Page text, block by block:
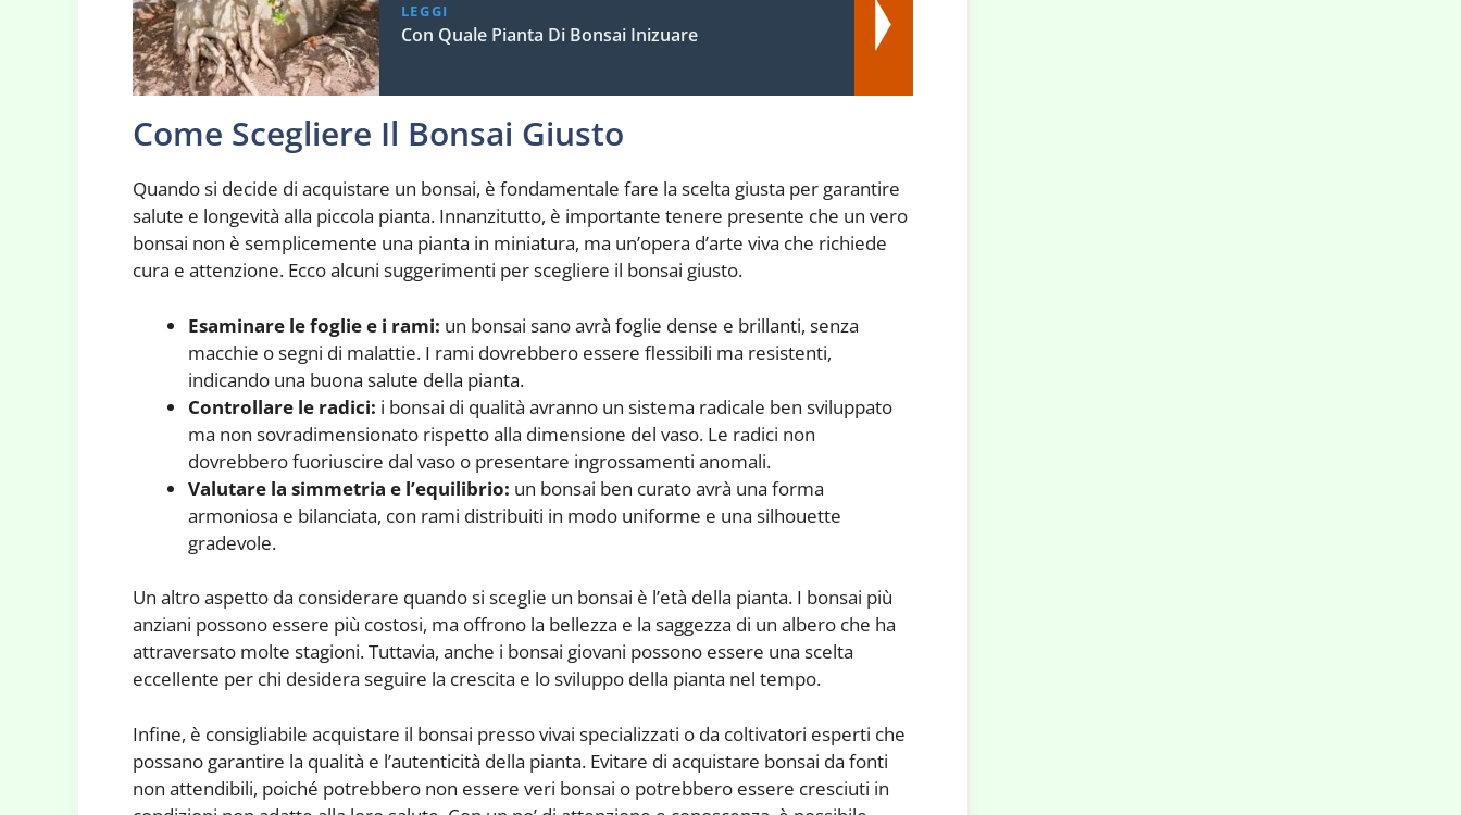
LEGGI
Con Quale Pianta Di Bonsai Inizuare
Come Scegliere Il Bonsai Giusto
Quando si decide di acquistare un bonsai, è fondamentale fare la scelta giusta per garantire
salute e longevità alla piccola pianta. Innanzitutto, è importante tenere presente che un vero
bonsai non è semplicemente una pianta in miniatura, ma un’opera d’arte viva che richiede
cura e attenzione. Ecco alcuni suggerimenti per scegliere il bonsai giusto.
Esaminare le foglie e i rami: un bonsai sano avrà foglie dense e brillanti, senza
macchie o segni di malattie. I rami dovrebbero essere flessibili ma resistenti,
indicando una buona salute della pianta.
Controllare le radici: i bonsai di qualità avranno un sistema radicale ben sviluppato
ma non sovradimensionato rispetto alla dimensione del vaso. Le radici non
dovrebbero fuoriuscire dal vaso o presentare ingrossamenti anomali.
Valutare la simmetria e l’equilibrio: un bonsai ben curato avrà una forma
armoniosa e bilanciata, con rami distribuiti in modo uniforme e una silhouette
gradevole.
Un altro aspetto da considerare quando si sceglie un bonsai è l’età della pianta. I bonsai più
anziani possono essere più costosi, ma offrono la bellezza e la saggezza di un albero che ha
attraversato molte stagioni. Tuttavia, anche i bonsai giovani possono essere una scelta
eccellente per chi desidera seguire la crescita e lo sviluppo della pianta nel tempo.
Infine, è consigliabile acquistare il bonsai presso vivai specializzati o da coltivatori esperti che
possano garantire la qualità e l’autenticità della pianta. Evitare di acquistare bonsai da fonti
non attendibili, poiché potrebbero non essere veri bonsai o potrebbero essere cresciuti in